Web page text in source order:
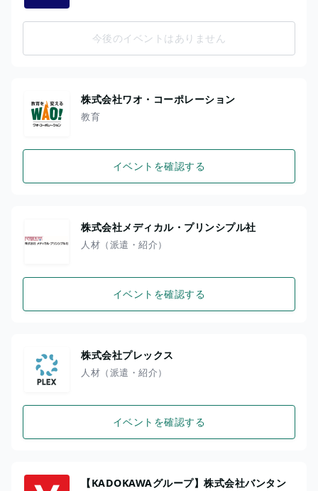
今後のイベントはありません
株式会社ワオ・コーポレーション
教育
イベントを確認する
株式会社メディカル・プリンシプル社
人材（派遣・紹介）
イベントを確認する
株式会社プレックス
人材（派遣・紹介）
イベントを確認する
【KADOKAWAグループ】株式会社バンタン